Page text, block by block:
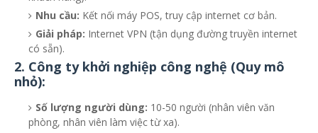
Nhu cầu: Kết nối máy POS, truy cập internet cơ bản.
Giải pháp: Internet VPN (tận dụng đường truyền internet
có sẵn).
2. Công ty khởi nghiệp công nghệ (Quy mô
nhỏ):
Số lượng người dùng: 10-50 người (nhân viên văn
phòng, nhân viên làm việc từ xa).